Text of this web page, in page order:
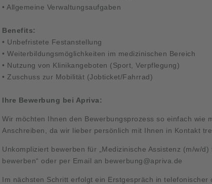
• Allgemeine Verwaltungsaufgaben
Benefits:
• Unbefristete Festanstellung
• Weiterbildungsmöglichkeiten im medizinischen Bereich
• Nutzung von Klinikangeboten (Sport, Verpflegung)
• Zuschuss zur Mobilität (Jobticket/Fahrrad)
Ihre Bewerbung bei Apriva:
Wir möchten Ihnen den Bewerbungsprozess so einfach wie
Anschreiben, da wir lieber persönlich mit Ihnen in Kontakt
Unkompliziert bewerben für „Medizinische Assistenz (m/w/
bewerben“ oder per Email an bewerbung@apriva.de
Im nächsten Schritt erfolgt ein Erstgespräch in